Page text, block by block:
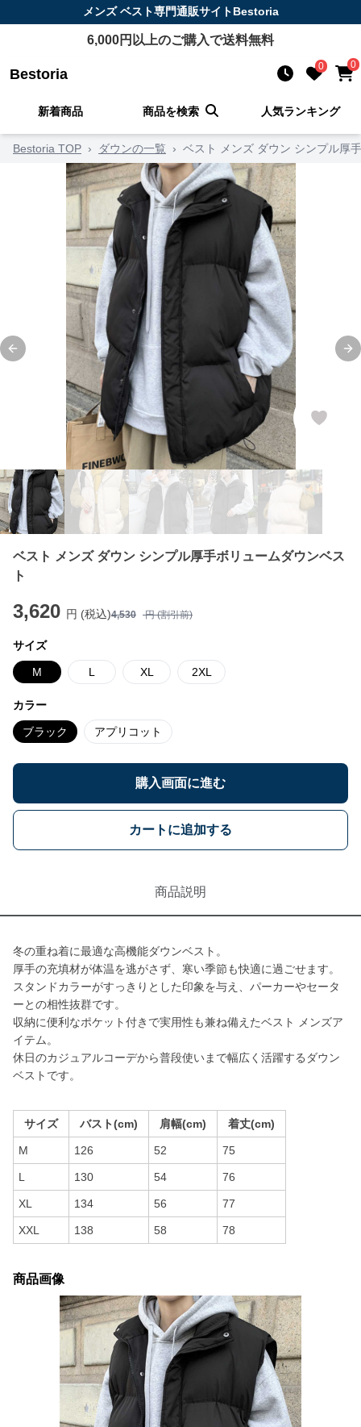
メンズ ベスト専門通販サイトBestoria
6,000円以上のご購入で送料無料
Bestoria 0 0
新着商品 商品を検索 人気ランキング
Bestoria TOP › ダウンの一覧 › ベスト メンズ ダウン シンプル厚
Previous slide
ベスト メンズ ダウン シンプル厚手ボリュームダウンベス
ト
3,620 円 (税込)4,530 円 (割引前)
サイズ
M L XL 2XL
カラー
ブラック アプリコット
購入画面に進む
カートに追加する
商品説明
冬の重ね着に最適な高機能ダウンベスト。
厚手の充填材が体温を逃がさず、寒い季節も快適に過ごせます。
スタンドカラーがすっきりとした印象を与え、パーカーやセータ
ーとの相性抜群です。
収納に便利なポケット付きで実用性も兼ね備えたベスト メンズア
イテム。
休日のカジュアルコーデから普段使いまで幅広く活躍するダウン
ベストです。
サイズ バスト(cm) 肩幅(cm) 着丈(cm)
M 126 52 75
L 130 54 76
XL 134 56 77
XXL 138 58 78
商品画像